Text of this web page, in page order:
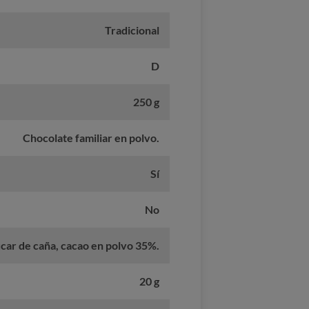
Tradicional
D
250 g
Chocolate familiar en polvo.
Sí
No
de caña, cacao en polvo 35%.
20 g